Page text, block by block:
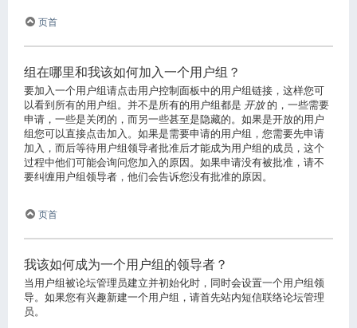
页首
组在哪里和我该如何加入一个用户组？
要加入一个用户组请点击用户控制面板中的用户组链接，这样您可
以看到所有的用户组。并不是所有的用户组都是 开放的，一些需要
申请，一些是关闭的，而另一些甚至是隐藏的。如果是开放的用户
组您可以直接点击加入。如果是需要申请的用户组，您需要先申请
加入，而后等待用户组领导者批准后才能成为用户组的成员，这个
过程中他们可能会询问您加入的原因。如果申请没有被批准，请不
要纠缠用户组领导者，他们会告诉您没有批准的原因。
页首
我该如何成为一个用户组的领导者？
当用户组被论坛管理员建立并初始化时，同时会设置一个用户组领
导。如果您有兴趣新建一个用户组，请首先站内短信联络论坛管理
员。